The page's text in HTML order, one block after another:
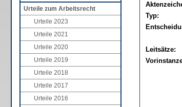
Urteile zum Arbeitsrecht
Urteile 2023
Urteile 2021
Urteile 2020
Urteile 2019
Urteile 2018
Urteile 2017
Urteile 2016
Typ:
Leitsätze: